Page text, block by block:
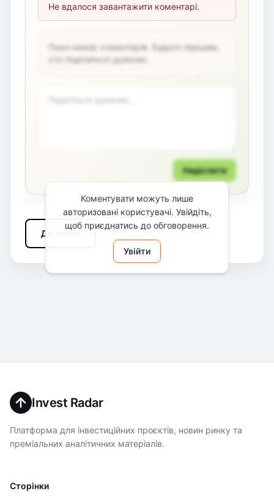
Не вдалося завантажити коментарі.
Поки немає коментарів. Будьте першим,
хто поділиться думкою.
Надіслати
Коментувати можуть лише
авторизовані користувачі. Увійдіть,
щоб приєднатись до обговорення.
Увійти
До новин
Invest Radar
Платформа для інвестиційних проєктів, новин ринку та
преміальних аналітичних матеріалів.
Сторінки